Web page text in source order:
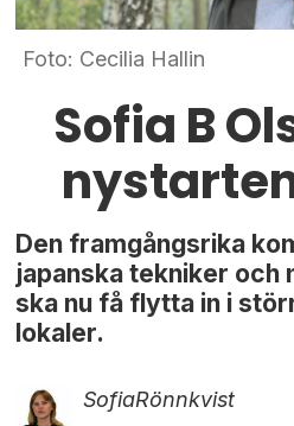
Foto: Cecilia Hallin
Sofia B
Den framgångsrika
japanska tekniker och
ska nu få flytta in i
lokaler.
SofiaRönnkvist